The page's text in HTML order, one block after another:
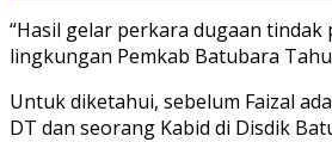
“Hasil gelar perkara dugaan
lingkungan Pemkab Batubara
Untuk diketahui, sebelum Faizal
DT dan seorang Kabid di Disdik